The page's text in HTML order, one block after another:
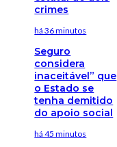
crimes
há 36 minutos
Seguro
considera
inaceitável” que
o Estado se
tenha demitido
do apoio social
há 45 minutos